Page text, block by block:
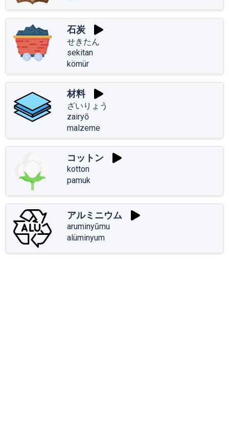
石炭
せきたん
sekitan
kömür
材料
ざいりょう
zairyō
malzeme
コットン
kotton
pamuk
アルミニウム
aruminyūmu
alüminyum